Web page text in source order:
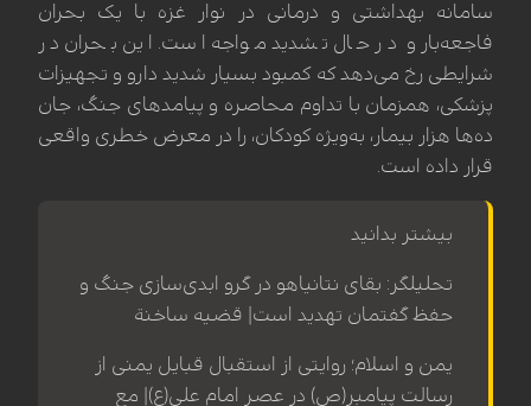
سامانه بهداشتی و درمانی در نوار غزه با یک بحران
فاجعه‌بار و در حال تشدید مواجه است. این بحران در
شرایطی رخ می‌دهد که کمبود بسیار شدید دارو و تجهیزات
پزشکی، همزمان با تداوم محاصره و پیامدهای جنگ، جان
ده‌ها هزار بیمار، به‌ویژه کودکان، را در معرض خطری واقعی
قرار داده است.
بیشتر بدانید
تحلیلگر: بقای نتانیاهو در گرو ابدی‌سازی جنگ و
حفظ گفتمان تهدید است| قضیه ساخنة
یمن و اسلام؛ روایتی از استقبال قبایل یمنی از
رسالت پیامبر(ص) در عصر امام علی(ع)| مع